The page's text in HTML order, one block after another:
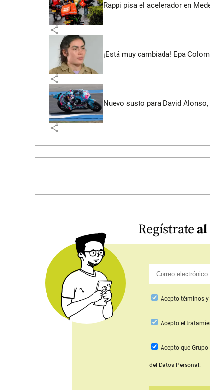
Rappi pisa el acelerador en
share
¡Está muy cambiada! Epa
share
Nuevo susto para David
share
Regístrateal
Acepto términos y
Aceptoel
Acepto que Grupo
del Datos Personal.